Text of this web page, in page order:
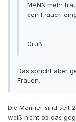
MANN mehr
den Frauen
Gruß
Das spricht aber
Frauen.
Die Männer sind seit
weiß nicht ob das